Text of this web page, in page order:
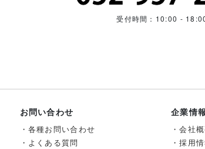
受付時間：10:00 -
お問い合わせ
各種お問い合わせ
よくある質問
企業情報
会社
採用